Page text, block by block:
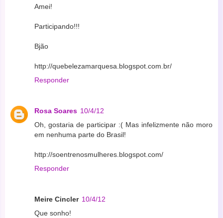
Amei!
Participando!!!
Bjão
http://quebelezamarquesa.blogspot.com.br/
Responder
Rosa Soares 10/4/12
Oh, gostaria de participar :( Mas infelizmente não moro
em nenhuma parte do Brasil!
http://soentrenosmulheres.blogspot.com/
Responder
Meire Cincler 10/4/12
Que sonho!